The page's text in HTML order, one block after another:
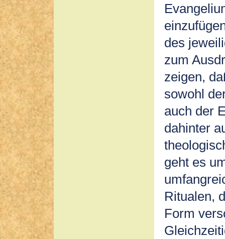
des
zum
zeigen,
sowohl
auch der
dahinter
geht es
Ritualen,
Form